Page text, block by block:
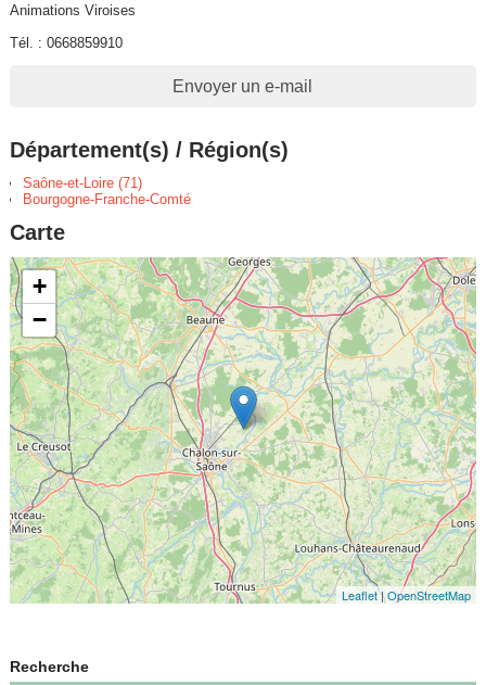
Animations Viroises
Tél. : 0668859910
Envoyer un e-mail
Département(s) / Région(s)
Saône-et-Loire (71)
Bourgogne-Franche-Comté
Carte
+
−
Leaflet|OpenStreetMap
Recherche